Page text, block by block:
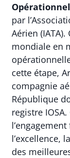
Opérationnel
par
Aérien
mondiale en
cette étape,
compagnie
République
registre
l’excellence,
des